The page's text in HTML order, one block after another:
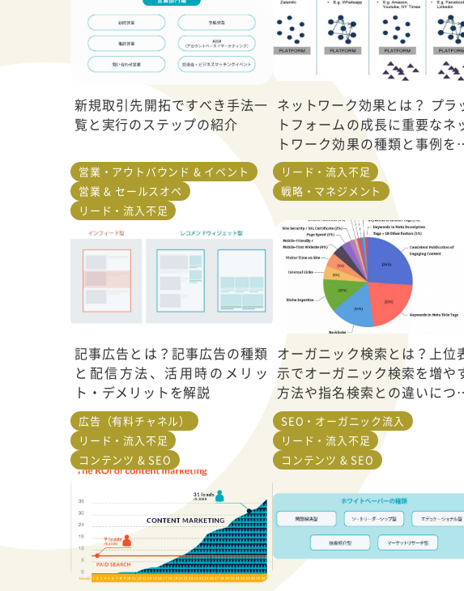
新規取引先開拓ですべき手法一
覧と実行のステップの紹介
営業・アウトバウンド & イベント
営業 & セールスオペ
リード・流入不足
ネットワーク効果とは？ プラ
トフォームの成長に重要なネ
トワーク効果の種類と事例を
説リード・流入不足
戦略・マネジメント
記事広告とは？記事広告の種類
と配信方法、活用時のメリッ
ト・デメリットを解説
広告（有料チャネル）
リード・流入不足
コンテンツ & SEO
オーガニック検索とは？上位
示でオーガニック検索を増や
方法や指名検索との違いにつ
ても解説
SEO・オーガニック流入
リード・流入不足
コンテンツ & SEO